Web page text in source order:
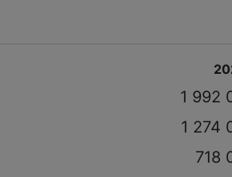
1 992
1 274
718